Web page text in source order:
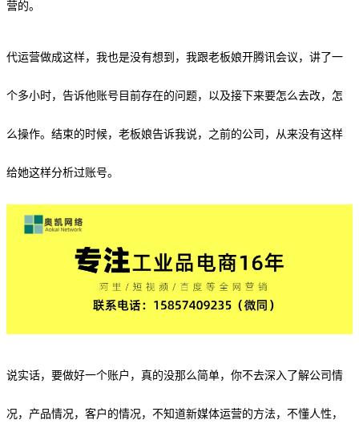
营的。
代运营做成这样，我也是没有想到，我跟老板娘开腾讯会议，讲了一
个多小时，告诉他账号目前存在的问题，以及接下来要怎么去改，怎
么操作。结束的时候，老板娘告诉我说，之前的公司，从来没有这样
给她这样分析过账号。
说实话，要做好一个账户，真的没那么简单，你不去深入了解公司情
况，产品情况，客户的情况，不知道新媒体运营的方法，不懂人性，